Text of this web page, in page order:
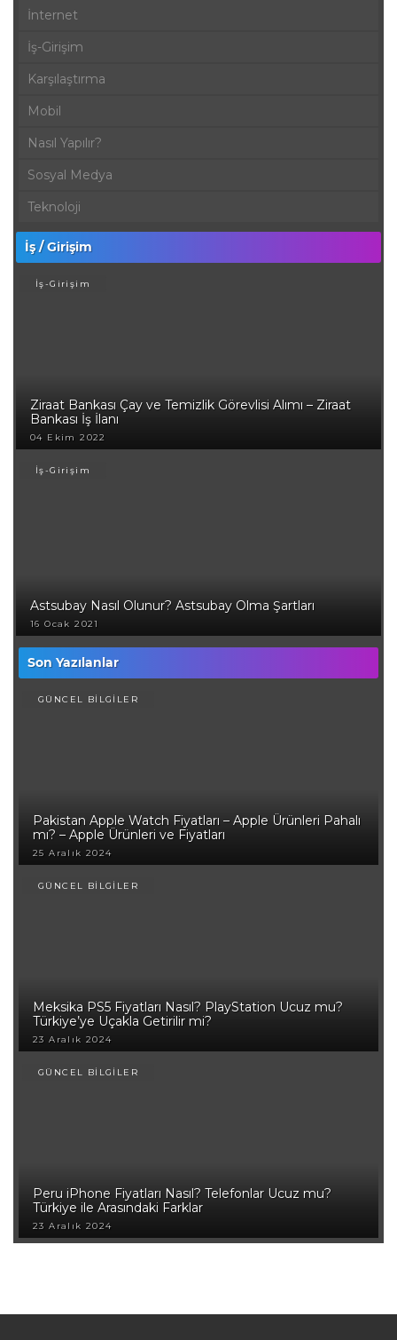
İnternet
İş-Girişim
Karşılaştırma
Mobil
Nasıl Yapılır?
Sosyal Medya
Teknoloji
İş / Girişim
İş-Girişim
Ziraat Bankası Çay ve Temizlik Görevlisi Alımı – Ziraat
Bankası İş İlanı
04 Ekim 2022
İş-Girişim
Astsubay Nasıl Olunur? Astsubay Olma Şartları
16 Ocak 2021
Son Yazılanlar
GÜNCEL BİLGİLER
Pakistan Apple Watch Fiyatları – Apple Ürünleri Pahalı
mı? – Apple Ürünleri ve Fiyatları
25 Aralık 2024
GÜNCEL BİLGİLER
Meksika PS5 Fiyatları Nasıl? PlayStation Ucuz mu?
Türkiye’ye Uçakla Getirilir mi?
23 Aralık 2024
GÜNCEL BİLGİLER
Peru iPhone Fiyatları Nasıl? Telefonlar Ucuz mu?
Türkiye ile Arasındaki Farklar
23 Aralık 2024